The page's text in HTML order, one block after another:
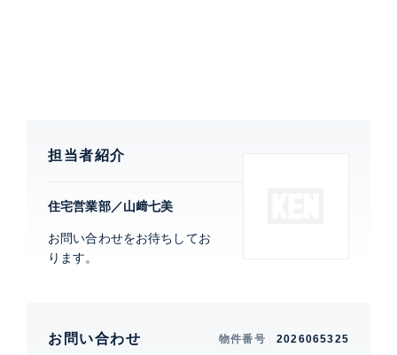
新耐震構造、 エレベーター、 宅配ボックス、 スポーツ
メラ、 日勤管理、 3駅利用、 2沿線利用、 カフェラウ
ンジ・フィットネスゾーン・コンシェルジュカウンター
担当者紹介
住宅営業部／山﨑七美
お問い合わせをお待ちしてお
ります。
お問い合わせ 物件番号 2026065325